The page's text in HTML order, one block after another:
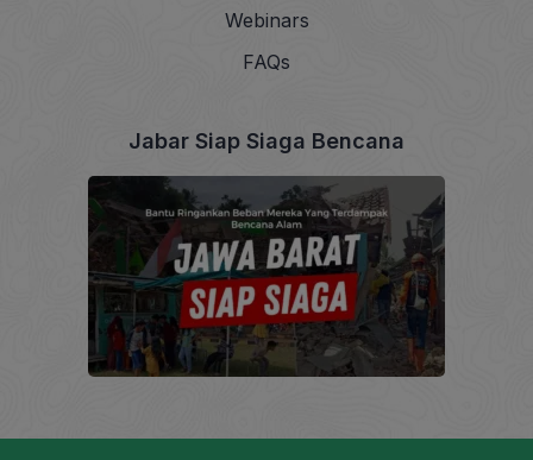
Webinars
FAQs
Jabar Siap Siaga Bencana